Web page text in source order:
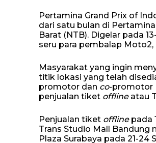
Pertamina Grand Prix of
dari satu bulan di
Barat (NTB). Digelar pada
seru para pembalap
Masyarakat yang ingin
titik lokasi yang telah
promotor dan co-promotor
penjualan tiket offlineatau
Penjualan tiket offlinepada
Trans Studio Mall Bandung
Plaza Surabaya pada 21-